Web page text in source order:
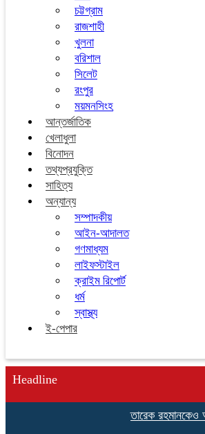
চট্টগ্রাম
রাজশাহী
খুলনা
বরিশাল
সিলেট
রংপুর
ময়মনসিংহ
আন্তর্জাতিক
খেলাধুলা
বিনোদন
তথ্যপ্রযুক্তি
সাহিত্য
অন্যান্য
সম্পাদকীয়
আইন-আদালত
গণমাধ্যম
লাইফস্টাইল
ক্রাইম রিপোর্ট
ধর্ম
স্বাস্থ্য
ই-পেপার
Headline
তারেক রহমানকেও